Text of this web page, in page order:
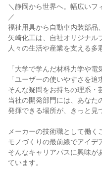
＼静岡から世界へ。幅広いフ
／
福祉用具から自動車内装部品
矢崎化工は、自社オリジナル
人々の生活や産業を支える多
「大学で学んだ材料力学や電
「ユーザーの使いやすさを追
そんな疑問をお持ちの理系・
当社の開発部門には、あなた
発揮できる場所が、きっと見
メーカーの技術職として働く
モノづくりの最前線でアイデ
そんなキャリアパスに興味が
ています。